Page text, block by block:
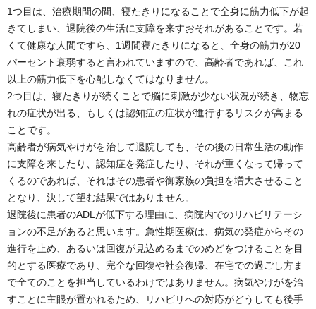
1つ目は、治療期間の間、寝たきりになることで全身に筋力低下が起
きてしまい、退院後の生活に支障を来すおそれがあることです。若
くて健康な人間ですら、1週間寝たきりになると、全身の筋力が20
パーセント衰弱すると言われていますので、高齢者であれば、これ
以上の筋力低下を心配しなくてはなりません。
2つ目は、寝たきりが続くことで脳に刺激が少ない状況が続き、物忘
れの症状が出る、もしくは認知症の症状が進行するリスクが高まる
ことです。
高齢者が病気やけがを治して退院しても、その後の日常生活の動作
に支障を来したり、認知症を発症したり、それが重くなって帰って
くるのであれば、それはその患者や御家族の負担を増大させること
となり、決して望む結果ではありません。
退院後に患者のADLが低下する理由に、病院内でのリハビリテーシ
ョンの不足があると思います。急性期医療は、病気の発症からその
進行を止め、あるいは回復が見込めるまでのめどをつけることを目
的とする医療であり、完全な回復や社会復帰、在宅での過ごし方ま
で全てのことを担当しているわけではありません。病気やけがを治
すことに主眼が置かれるため、リハビリへの対応がどうしても後手